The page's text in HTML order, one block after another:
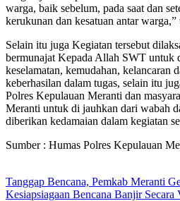
warga, baik sebelum, pada saat dan
kerukunan dan kesatuan antar warga,”
Selain itu juga Kegiatan tersebut
bermunajat Kepada Allah SWT untuk
keselamatan, kemudahan, kelancaran
keberhasilan dalam tugas, selain itu
Polres Kepulauan Meranti dan
Meranti untuk di jauhkan dari wabah
diberikan kedamaian dalam kegiatan
Sumber : Humas Polres Kepulauan
Tanggap Bencana, Pemkab Meranti
Kesiapsiagaan Bencana Banjir Secara